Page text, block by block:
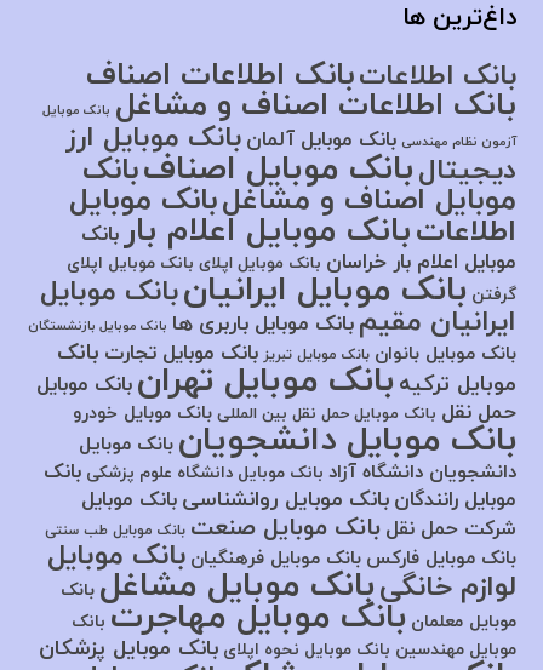
داغ‌ترین ها
بانک اطلاعاتبانک اطلاعات اصناف
بانک اطلاعات اصناف و مشاغل بانک موبایل
آزمون نظام مهندسی بانک موبایل آلمان بانک موبایل ارز
دیجیتالبانک موبایل اصنافبانک
موبایل اصناف و مشاغلبانک موبایل
اطلاعاتبانک موبایل اعلام باربانک
موبایل اعلام بار خراسان بانک موبایل اپلای بانک موبایل اپلای
گرفتن بانک موبایل ایرانیانبانک موبایل
ایرانیان مقیم بانک موبایل باربری ها بانک موبایل بازنشستگان
بانک موبایل بانوان بانک موبایل تبریز بانک موبایل تجارت بانک
موبایل ترکیه بانک موبایل تهران بانک موبایل
حمل نقل بانک موبایل حمل نقل بین المللی بانک موبایل خودرو
بانک موبایل دانشجویان بانک موبایل
دانشجویان دانشگاه آزاد بانک موبایل دانشگاه علوم پزشکی بانک
موبایل رانندگان بانک موبایل روانشناسی بانک موبایل
شرکت حمل نقل بانک موبایل صنعت بانک موبایل طب سنتی
بانک موبایل فارکس بانک موبایل فرهنگیان بانک موبایل
لوازم خانگیبانک موبایل مشاغلبانک
موبایل معلمان بانک موبایل مهاجرت بانک
موبایل مهندسین بانک موبایل نحوه اپلای بانک موبایل پزشکان